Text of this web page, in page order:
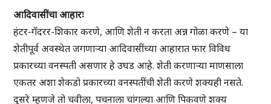
आदिवासींचा आहारः
हंटर-गॅदरर-शिकार करणे, आणि शेती न करता अन्न गोळा करणे – या
शेतीपूर्व अवस्थेत जगणाऱ्या आदिवासींच्या आहारात फार विविध
प्रकारच्या वनस्पती असणार हे उघड आहे. शेती करणाऱ्या माणसाला
एकतर अशा शेकडो प्रकारच्या वनस्पतींची शेती करणे शक्यही नसते.
दुसरे म्हणजे तो चवीला, पचनाला चांगल्या आणि पिकवणे शक्य